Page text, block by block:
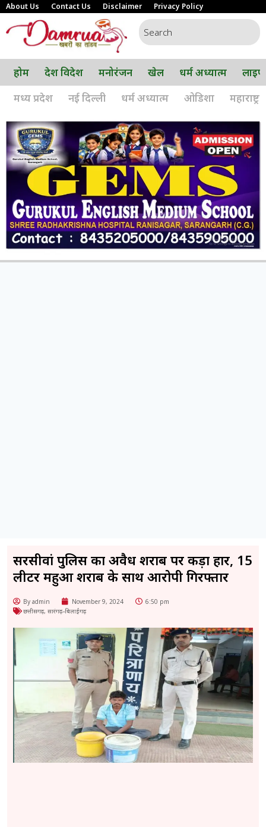
About Us Contact Us Disclaimer Privacy Policy
होम देश विदेश मनोरंजन खेल धर्म अध्यात्म
मध्य प्रदेश
नई दिल्ली धर्म अध्यात्म ओडिशा महाराष्ट्र
सरसीवां पुलिस का अवैध शराब पर कड़ा प्रहार, 15
लीटर महुआ शराब के साथ आरोपी गिरफ्तार
By admin November 9, 2024
6:50 pm
छत्तीसगढ़, सारंगढ़–बिलाईगढ़